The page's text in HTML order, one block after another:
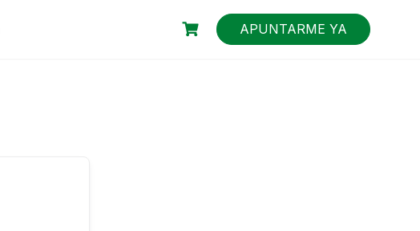
APUNTARME YA